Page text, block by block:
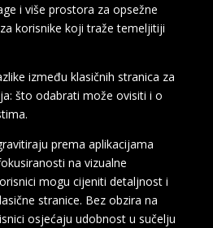
i više prostora za opsežne
korisnike koji traže temeljitiji
između klasičnih stranica za
što odabrati može ovisiti i o
prema aplikacijama
na vizualne
mogu cijeniti detaljnost i
stranice. Bez obzira na
osjećaju udobnost u sučelju